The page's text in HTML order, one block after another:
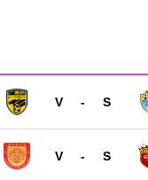
V - S
V - S